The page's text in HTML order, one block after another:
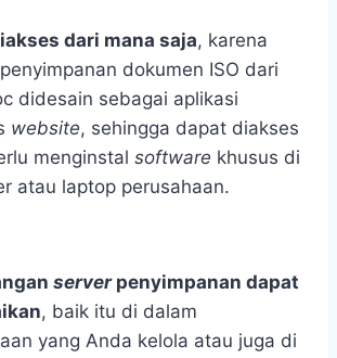
dari mana saja, karena
dokumen ISO dari
didesain sebagai aplikasi
website, sehingga dapat diakses
menginstal software khusus di
atau laptop perusahaan.
server penyimpanan dapat
, baik itu di dalam
yang Anda kelola atau juga di